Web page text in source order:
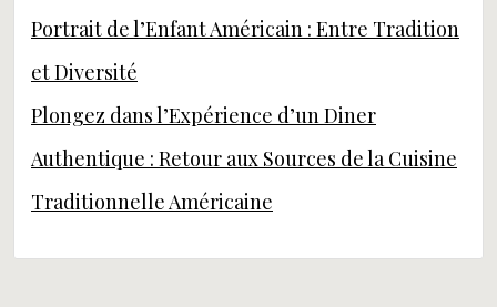
Portrait de l’Enfant Américain : Entre Tradition
et Diversité
Plongez dans l’Expérience d’un Diner
Authentique : Retour aux Sources de la Cuisine
Traditionnelle Américaine